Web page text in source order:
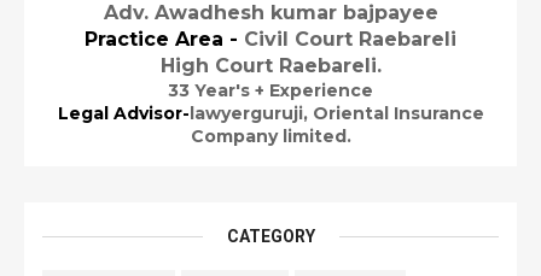
Adv. Awadhesh kumar bajpayee
Practice Area - Civil Court Raebareli
High Court Raebareli.
33 Year's + Experience
Legal Advisor-lawyerguruji, Oriental Insurance
Company limited.
CATEGORY